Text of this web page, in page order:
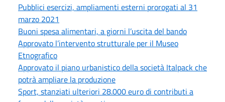
Pubblici esercizi, ampliamenti esterni prorogati al 31
marzo 2021
Buoni spesa alimentari, a giorni l’uscita del bando
Approvato l’intervento strutturale per il Museo
Etnografico
Approvato il piano urbanistico della società Italpack che
potrà ampliare la produzione
Sport, stanziati ulteriori 28.000 euro di contributi a